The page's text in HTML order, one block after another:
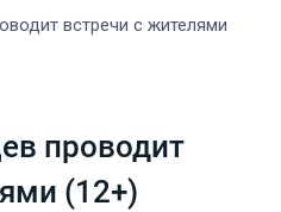
встречи с жителями
проводит
(12+)